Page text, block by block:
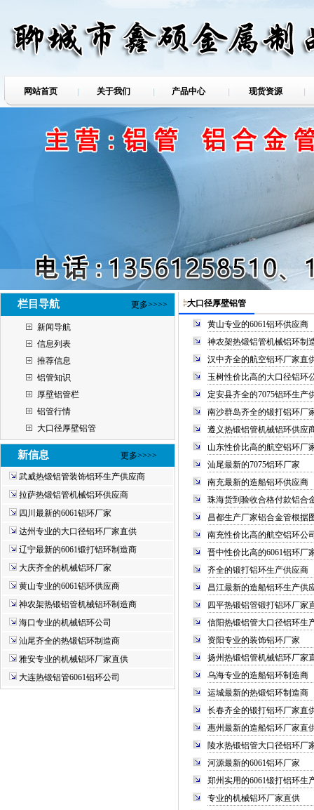
网站首页 关于我们 产品中心 现货资源
栏目导航 更多>>>>
新闻导航
信息列表
推荐信息
铝管知识
厚壁铝管栏
铝管行情
大口径厚壁铝管
新信息 更多>>>>
武威热锻铝管装饰铝环生产供应商
拉萨热锻铝管机械铝环供应商
四川最新的6061铝环厂家
达州专业的大口径铝环厂家直供
辽宁最新的6061锻打铝环制造商
大庆齐全的机械铝环厂家
黄山专业的6061铝环供应商
神农架热锻铝管机械铝环制造商
海口专业的机械铝环公司
汕尾齐全的热锻铝环制造商
雅安专业的机械铝环厂家直供
大连热锻铝管6061铝环公司
大口径厚壁铝管
黄山专业的6061铝环供应商
神农架热锻铝管机械铝环制
汉中齐全的航空铝环厂家直
玉树性价比高的大口径铝环
定安县齐全的7075铝环生产
南沙群岛齐全的锻打铝环厂
遵义热锻铝管机械铝环供应
山东性价比高的航空铝环厂
汕尾最新的7075铝环厂家
南充最新的造船铝环供应商
珠海货到验收合格付款铝合
昌都生产厂家铝合金管根据
南充性价比高的航空铝环公
晋中性价比高的6061铝环厂
齐全的锻打铝环生产供应商
昌江最新的造船铝环生产供
四平热锻铝管锻打铝环厂家
信阳热锻铝管大口径铝环生
资阳专业的装饰铝环厂家
扬州热锻铝管机械铝环厂家
乌海专业的造船铝环制造商
运城最新的热锻铝环制造商
长春齐全的锻打铝环厂家直
惠州最新的造船铝环厂家直
陵水热锻铝管大口径铝环厂
河源最新的6061铝环厂家
郑州实用的6061锻打铝环生
专业的机械铝环厂家直供